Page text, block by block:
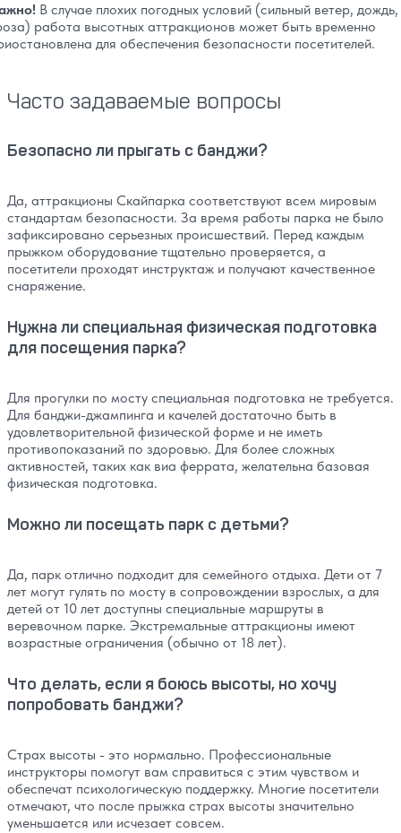
В случае плохих погодных условий (сильный ветер, дождь,
работа высотных аттракционов может быть временно
для обеспечения безопасности посетителей.
Часто задаваемые вопросы
Безопасно ли прыгать с банджи?
Да, аттракционы Скайпарка соответствуют всем мировым
стандартам безопасности. За время работы парка не было
зафиксировано серьезных происшествий. Перед каждым
прыжком оборудование тщательно проверяется, а
посетители проходят инструктаж и получают качественное
снаряжение.
Нужна ли специальная физическая подготовка
для посещения парка?
Для прогулки по мосту специальная подготовка не требуется.
Для банджи-джампинга и качелей достаточно быть в
удовлетворительной физической форме и не иметь
противопоказаний по здоровью. Для более сложных
активностей, таких как виа феррата, желательна базовая
физическая подготовка.
Можно ли посещать парк с детьми?
Да, парк отлично подходит для семейного отдыха. Дети от 7
лет могут гулять по мосту в сопровождении взрослых, а для
детей от 10 лет доступны специальные маршруты в
веревочном парке. Экстремальные аттракционы имеют
возрастные ограничения (обычно от 18 лет).
Что делать, если я боюсь высоты, но хочу
попробовать банджи?
Страх высоты - это нормально. Профессиональные
инструкторы помогут вам справиться с этим чувством и
обеспечат психологическую поддержку. Многие посетители
отмечают, что после прыжка страх высоты значительно
уменьшается или исчезает совсем.